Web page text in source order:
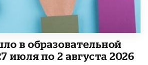
в образовательной
июля по 2 августа 2026